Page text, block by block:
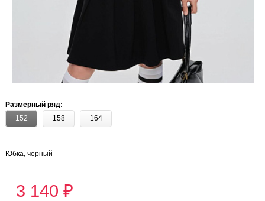
Размерный ряд:
152
158 164
Юбка, черный
3 140 ₽